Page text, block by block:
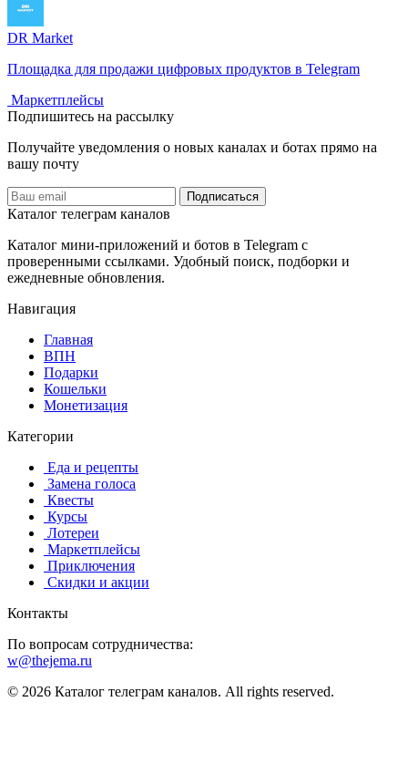
DR Market
Площадка для продажи цифровых продуктов в Telegram
️ Маркетплейсы
Подпишитесь на рассылку
Получайте уведомления о новых каналах и ботаx прямо на
вашу почту
Подписаться
Каталог телеграм каналов
Каталог мини-приложений и ботов в Telegram с
проверенными ссылками. Удобный поиск, подборки и
ежедневные обновления.
Навигация
Главная
️ВПН
Подарки
Кошельки
Монетизация
Категории
️ ️Еда и рецепты
️ Замена голоса
️ Квесты
‍ Курсы
️ Лотереи
️ Маркетплейсы
️ Приключения
️ Скидки и акции
Контакты
По вопросам сотрудничества:
w@thejema.ru
© 2026 Каталог телеграм каналов. All rights reserved.